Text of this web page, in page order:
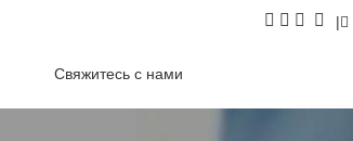
|
Свяжитесь с нами